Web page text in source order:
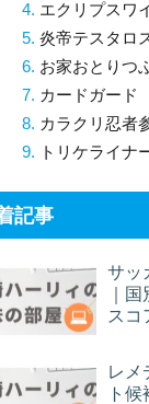
エクリプスワ
炎帝テスタロ
お家おとりつ
カードガード
カラクリ忍者
トリケライナ
記事
サッ
｜
スコ
レメ
ト